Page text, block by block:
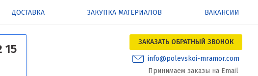
ДОСТАВКА ЗАКУПКА МАТЕРИАЛОВ ВАКАНСИИ
15
ЗАКАЗАТЬ ОБРАТНЫЙ ЗВОНОК
info@polevskoi-mramor.com
Принимаем заказы на Email